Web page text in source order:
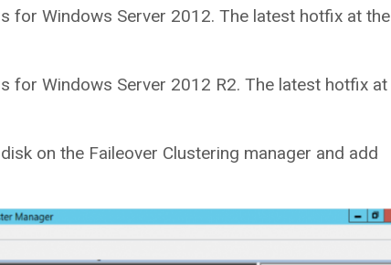
for Windows Server 2012. The latest hotfix at the
for Windows Server 2012 R2. The latest hotfix at
on the Faileover Clustering manager and add